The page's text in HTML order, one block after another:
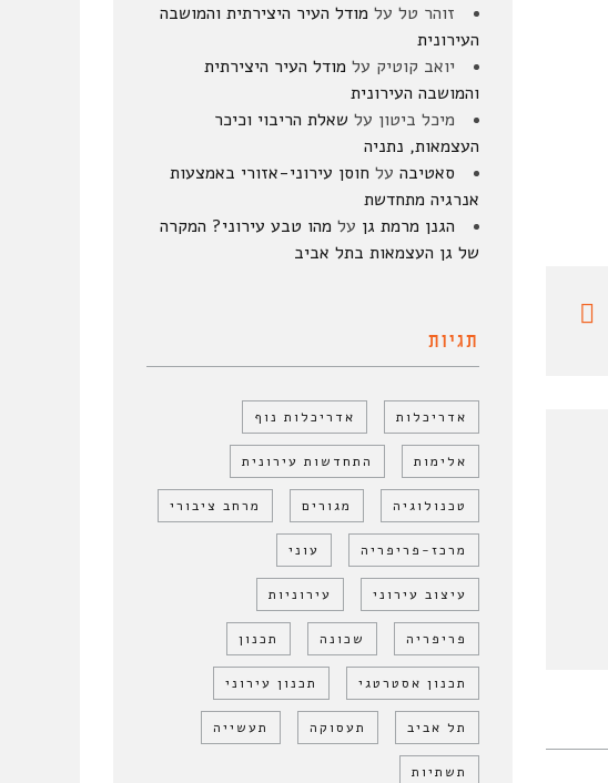
זוהר טל על מודל העיר היצירתית והמושבה
העירונית
יואב קוטיק על מודל העיר היצירתית
והמושבה העירונית
מיכל ביטון על שאלת הריבוי וכיכר
העצמאות, נתניה
סאטיבה על חוסן עירוני-אזורי באמצעות
אנרגיה מתחדשת
הגנן מרמת גן על מהו טבע עירוני? המקרה
של גן העצמאות בתל אביב
תגיות
אדריכלות אדריכלות נוף
אלימות התחדשות עירונית
טכנולוגיה מגורים מרחב ציבורי
מרכז-פריפריה עוני
עיצוב עירוני עירוניות
פריפריה שכונה תכנון
תכנון אסטרטגי תכנון עירוני
תל אביב תעסוקה תעשייה
תשתיות